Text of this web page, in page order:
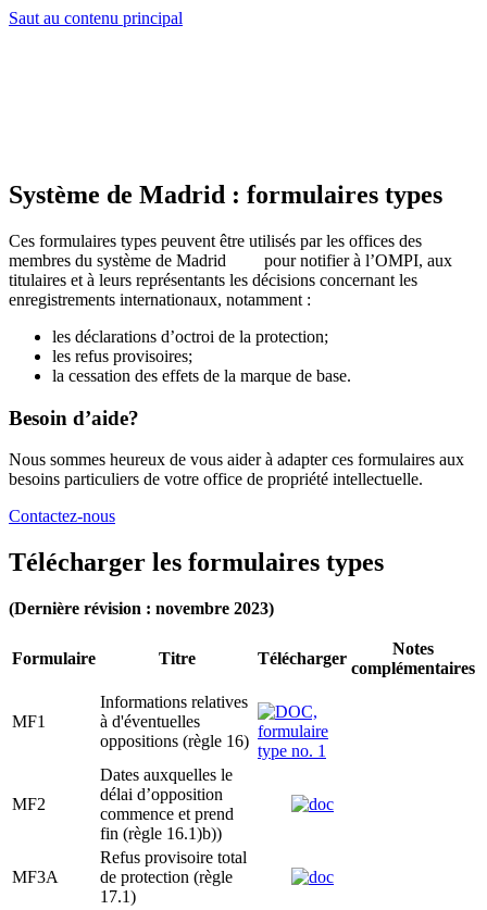
Saut au contenu principal
Système de Madrid : formulaires types
Ces formulaires types peuvent être utilisés par les offices des
membres du système de Madrid
pour notifier à l’OMPI, aux
titulaires et à leurs représentants les décisions concernant les
enregistrements internationaux, notamment :
les déclarations d’octroi de la protection;
les refus provisoires;
la cessation des effets de la marque de base.
Besoin d’aide?
Nous sommes heureux de vous aider à adapter ces formulaires aux
besoins particuliers de votre office de propriété intellectuelle.
Contactez-nous
Télécharger les formulaires types
(Dernière révision : novembre 2023)
Formulaire Titre Télécharger
Notes
complémentaires
MF1
Informations relatives
à d'éventuelles
oppositions (règle 16)
MF2
Dates auxquelles le
délai d’opposition
commence et prend
fin (règle 16.1)b))
MF3A
Refus provisoire total
de protection (règle
17.1)